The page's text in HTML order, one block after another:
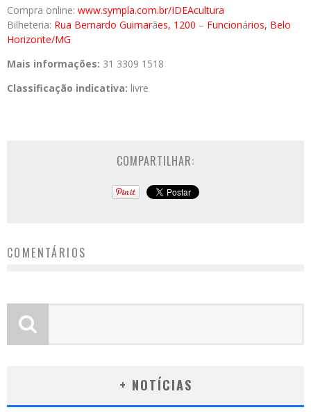
Compra online: www.sympla.com.br/IDEAcultura
Bilheteria: Rua Bernardo Guimarães, 1200 – Funcionários, Belo
Horizonte/MG
Mais informações: 31 3309 1518
Classificação indicativa: livre
COMPARTILHAR:
COMENTÁRIOS
+ NOTÍCIAS